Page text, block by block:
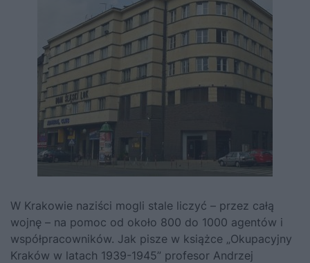
W Krakowie naziści mogli stale liczyć – przez całą
wojnę – na pomoc od około 800 do 1000 agentów i
współpracowników. Jak pisze w książce „Okupacyjny
Kraków w latach 1939-1945” profesor Andrzej